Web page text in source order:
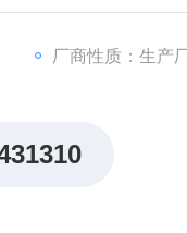
厂商性质：生产